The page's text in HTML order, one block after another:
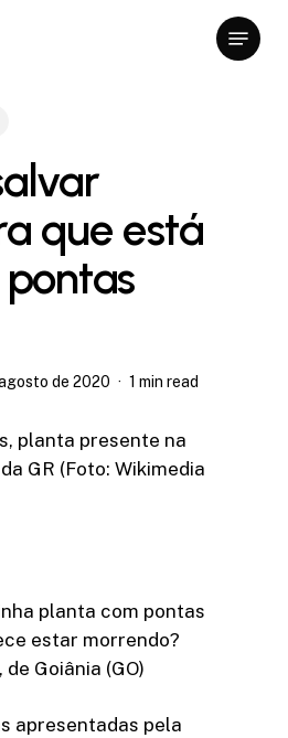
Menu
que está
de 2020 1 min read
planta presente na
GR (Foto: Wikimedia
planta com pontas
estar morrendo?
Goiânia (GO)
apresentadas pela